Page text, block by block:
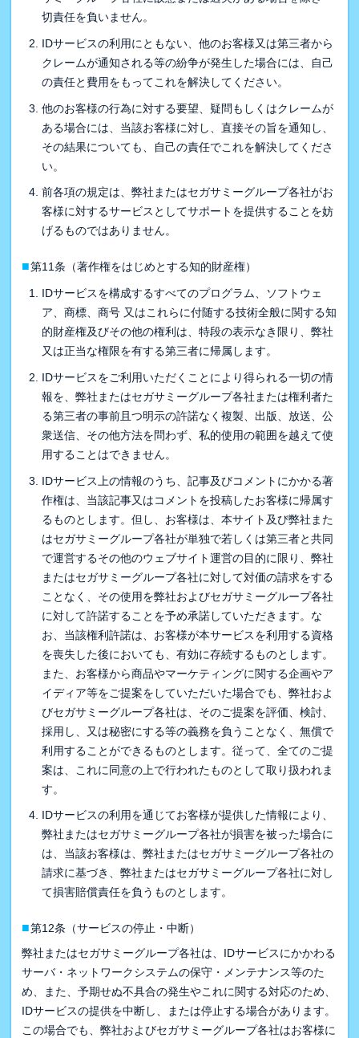
切責任を負いません。
IDサービスの利用にともない、他のお客様又は第三者から
クレームが通知される等の紛争が発生した場合には、自己
の責任と費用をもってこれを解決してください。
他のお客様の行為に対する要望、疑問もしくはクレームが
ある場合には、当該お客様に対し、直接その旨を通知し、
その結果についても、自己の責任でこれを解決してくださ
い。
前各項の規定は、弊社またはセガサミーグループ各社がお
客様に対するサービスとしてサポートを提供することを妨
げるものではありません。
■第11条（著作権をはじめとする知的財産権）
IDサービスを構成するすべてのプログラム、ソフトウェ
ア、商標、商号 又はこれらに付随する技術全般に関する知
的財産権及びその他の権利は、特段の表示なき限り、弊社
又は正当な権限を有する第三者に帰属します。
IDサービスをご利用いただくことにより得られる一切の情
報を、弊社またはセガサミーグループ各社または権利者た
る第三者の事前且つ明示の許諾なく複製、出版、放送、公
衆送信、その他方法を問わず、私的使用の範囲を越えて使
用することはできません。
IDサービス上の情報のうち、記事及びコメントにかかる著
作権は、当該記事又はコメントを投稿したお客様に帰属す
るものとします。但し、お客様は、本サイト及び弊社また
はセガサミーグループ各社が単独で若しくは第三者と共同
で運営するその他のウェブサイト運営の目的に限り、弊社
またはセガサミーグループ各社に対して対価の請求をする
ことなく、その使用を弊社およびセガサミーグループ各社
に対して許諾することを予め承諾していただきます。な
お、当該権利許諾は、お客様が本サービスを利用する資格
を喪失した後においても、有効に存続するものとします。
また、お客様から商品やマーケティングに関する企画やア
イディア等をご提案をしていただいた場合でも、弊社およ
びセガサミーグループ各社は、そのご提案を評価、検討、
採用し、又は秘密にする等の義務を負うことなく、無償で
利用することができるものとします。従って、全てのご提
案は、これに同意の上で行われたものとして取り扱われま
す。
IDサービスの利用を通じてお客様が提供した情報により、
弊社またはセガサミーグループ各社が損害を被った場合に
は、当該お客様は、弊社またはセガサミーグループ各社の
請求に基づき、弊社またはセガサミーグループ各社に対し
て損害賠償責任を負うものとします。
■第12条（サービスの停止・中断）
弊社またはセガサミーグループ各社は、IDサービスにかかわる
サーバ・ネットワークシステムの保守・メンテナンス等のた
め、また、予期せぬ不具合の発生やこれに関する対応のため、
IDサービスの提供を中断し、または停止する場合があります。
この場合でも、弊社およびセガサミーグループ各社はお客様に